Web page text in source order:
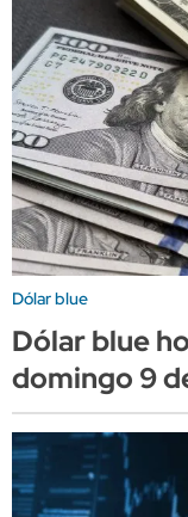
Dólar blue
Dólar blue
domingo 9